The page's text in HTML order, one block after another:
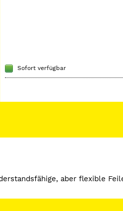
Sofort verfügbar
aber flexible